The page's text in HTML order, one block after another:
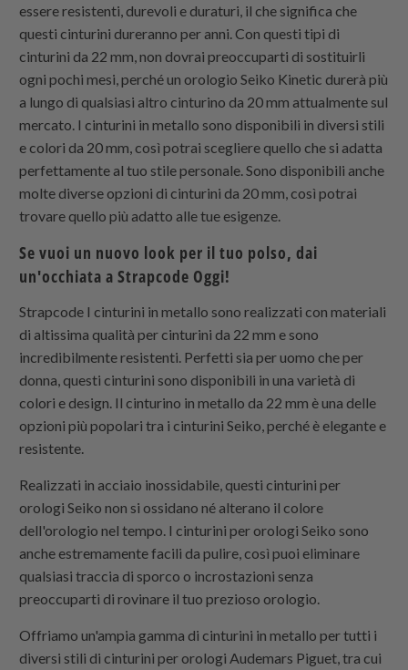
essere resistenti, durevoli e duraturi, il che significa che
questi cinturini dureranno per anni. Con questi tipi di
cinturini da 22 mm, non dovrai preoccuparti di sostituirli
ogni pochi mesi, perché un orologio Seiko Kinetic durerà più
a lungo di qualsiasi altro cinturino da 20 mm attualmente sul
mercato. I cinturini in metallo sono disponibili in diversi stili
e colori da 20 mm, così potrai scegliere quello che si adatta
perfettamente al tuo stile personale. Sono disponibili anche
molte diverse opzioni di cinturini da 20 mm, così potrai
trovare quello più adatto alle tue esigenze.
Se vuoi un nuovo look per il tuo polso, dai
un'occhiata aStrapcode Oggi!
Strapcode I cinturini in metallo sono realizzati con materiali
di altissima qualità per cinturini da 22 mm e sono
incredibilmente resistenti. Perfetti sia per uomo che per
donna, questi cinturini sono disponibili in una varietà di
colori e design. Il cinturino in metallo da 22 mm è una delle
opzioni più popolari tra i cinturini Seiko, perché è elegante e
resistente.
Realizzati in acciaio inossidabile, questi cinturini per
orologi Seiko non si ossidano né alterano il colore
dell'orologio nel tempo. I cinturini per orologi Seiko sono
anche estremamente facili da pulire, così puoi eliminare
qualsiasi traccia di sporco o incrostazioni senza
preoccuparti di rovinare il tuo prezioso orologio.
Offriamo un'ampia gamma di cinturini in metallo per tutti i
diversi stili di cinturini per orologi Audemars Piguet, tra cui